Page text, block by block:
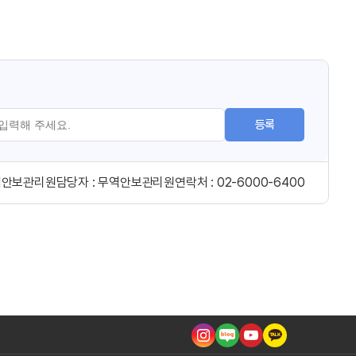
등록
보관리원담당자 :무역안보관리원연락처 : 02-6000-6400